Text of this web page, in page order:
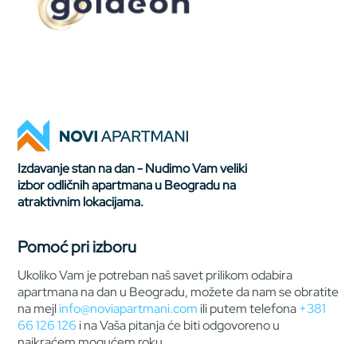
Izdavanje stan na dan - Nudimo Vam veliki
izbor odličnih apartmana u Beogradu na
atraktivnim lokacijama.
Pomoć pri izboru
Ukoliko Vam je potreban naš savet prilikom odabira
apartmana na dan u Beogradu, možete da nam se obratite
na mejlinfo@noviapartmani.com ili putem telefona+381
66 126 126 i na Vaša pitanja će biti odgovoreno u